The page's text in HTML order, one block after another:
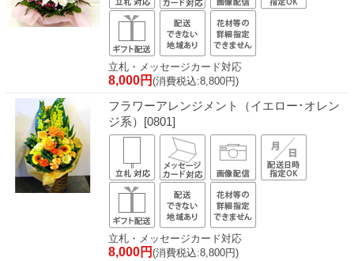
立札・メッセージカード対応
8,000円 (消費税込:8,800円)
フラワーアレンジメント（イエロー･オレン
ジ系）[0801]
立札・メッセージカード対応
8,000円 (消費税込:8,800円)